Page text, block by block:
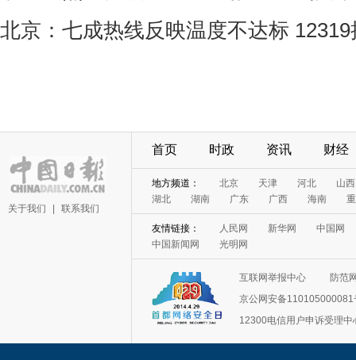
北京：七成热线反映温度不达标
关于我们 联系我们
首页 时政 资讯 财经
地方频道： 北京 天津 河北
山西
湖北
湖南 广东 广西 海南
友情链接： 人民网 新华网
中国网
中国新闻网
光明网
互联网举报中心
防范
京公网安备110105000081
12300电信用户申诉受理中